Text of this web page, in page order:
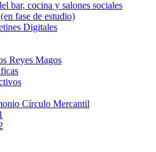
bar, cocina y salones sociales
fase de estudio)
Digitales
Reyes Magos
Círculo Mercantil